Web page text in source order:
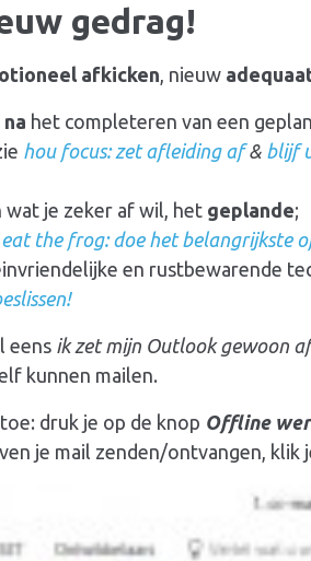
gedrag!
afkicken, nieuw
na het completeren van een
hou focus: zet afleiding af& blijf
wat je zeker af wil, het geplande;
eat the frog: doe het belangrijkste
en rustbewarende
eens ik zet mijn Outlook gewoon af
kunnen mailen.
druk je op de knop Offline
je mail zenden/ontvangen, klik